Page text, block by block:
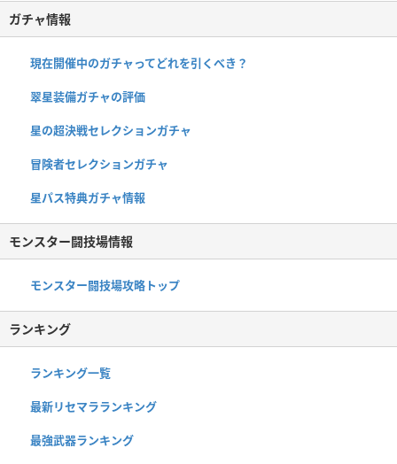
ガチャ情報
現在開催中のガチャってどれを引くべき？
翠星装備ガチャの評価
星の超決戦セレクションガチャ
冒険者セレクションガチャ
星パス特典ガチャ情報
モンスター闘技場情報
モンスター闘技場攻略トップ
ランキング
ランキング一覧
最新リセマラランキング
最強武器ランキング